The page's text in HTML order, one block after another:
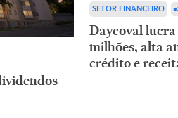
SETOR FINANCEIRO
Daycoval
milhões, alta
crédito e